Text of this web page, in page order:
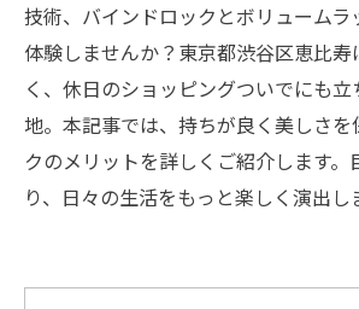
技術、バインドロックとボリュームラ
体験しませんか？東京都渋谷区恵比寿
く、休日のショッピングついでにも
地。本記事では、持ちが良く美しさ
クのメリットを詳しくご紹介します
り、日々の生活をもっと楽しく演出し